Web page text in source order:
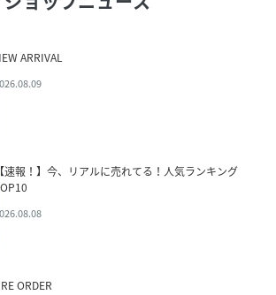
ARRIVAL
【速報！】今、リアルに売れてる！人気ランキング
ORDER